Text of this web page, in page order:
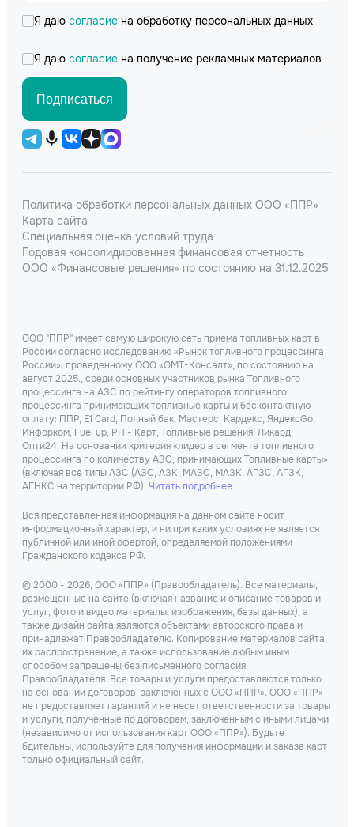
Я даю согласие на обработку персональных данных
Я даю согласие на получение рекламных материалов
Подписаться
Политика обработки персональных данных ООО «ППР»
Карта сайта
Специальная оценка условий труда
Годовая консолидированная финансовая отчетность
ООО «Финансовые решения» по состоянию на 31.12.2025
ООО "ППР" имеет самую широкую сеть приема топливных карт в
России согласно исследованию «Рынок топливного процессинга
России», проведенному ООО «ОМТ-Консалт», по состоянию на
август 2025., среди основных участников рынка Топливного
процессинга на АЗС по рейтингу операторов топливного
процессинга принимающих топливные карты и бесконтактную
оплату: ППР, Е1 Card, Полный бак, Мастерс, Кардекс, ЯндексGo,
Инфорком, Fuel up, РН - Карт, Топливные решения, Ликард,
Опти24. На основании критерия «лидер в сегменте топливного
процессинга по количеству АЗС, принимающих Топливные карты»
(включая все типы АЗС (АЗС, АЗК, МАЗС, МАЗК, АГЗС, АГЗК,
АГНКС на территории РФ). Читать подробнее
Вся представленная информация на данном сайте носит
информационный характер, и ни при каких условиях не является
публичной или иной офертой, определяемой положениями
Гражданского кодекса РФ.
© 2000 - 2026, ООО «ППР» (Правообладатель). Все материалы,
размещенные на сайте (включая название и описание товаров и
услуг, фото и видео материалы, изображения, базы данных), а
также дизайн сайта являются объектами авторского права и
принадлежат Правообладателю. Копирование материалов сайта,
их распространение, а также использование любым иным
способом запрещены без письменного согласия
Правообладателя. Все товары и услуги предоставляются только
на основании договоров, заключенных с ООО «ППР». ООО «ППР»
не предоставляет гарантий и не несет ответственности за товары
и услуги, полученные по договорам, заключенным с иными лицами
(независимо от использования карт ООО «ППР»). Будьте
бдительны, используйте для получения информации и заказа карт
только официальный сайт.